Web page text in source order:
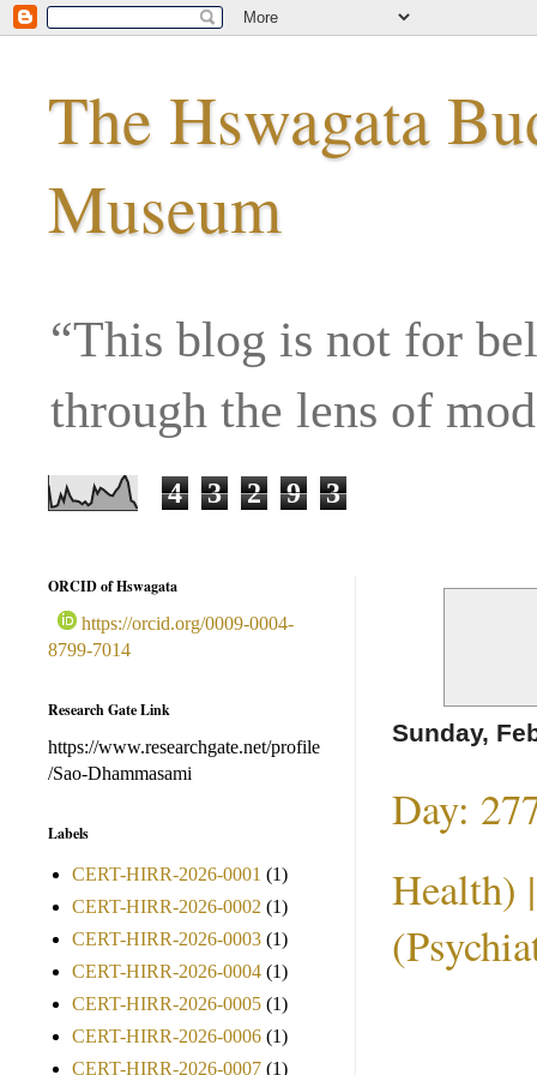
The Hswagata
Museum
“This blog is not for
through the lens of
4 3 2 9 3
Sunday,
Day:
Health)
ORCID of Hswagata
https://orcid.org/0009-0004-
8799-7014
Research Gate Link
https://www.researchgate.net/profile
/Sao-Dhammasami
Labels
CERT-HIRR-2026-0001 (1)
CERT-HIRR-2026-0002 (1)
CERT-HIRR-2026-0003 (1)
CERT-HIRR-2026-0004 (1)
CERT-HIRR-2026-0005 (1)
CERT-HIRR-2026-0006 (1)
CERT-HIRR-2026-0007 (1)